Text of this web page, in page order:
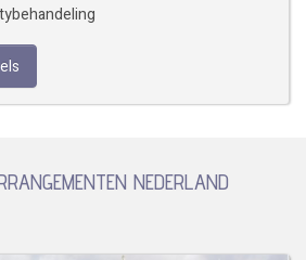
NEDERLAND